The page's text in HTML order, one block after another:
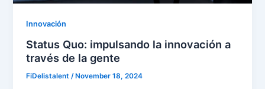
Innovación
Status Quo: impulsando la innovación a
través de la gente
FiDelistalent/November 18, 2024